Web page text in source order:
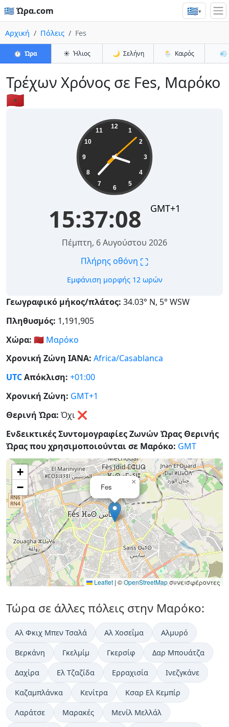
🇬🇷 Ώρα.com 🇬🇷▾
Αρχική Πόλεις Fes
⏱️ Ώρα ☀️ Ήλιος 🌙 Σελήνη 🌦️ Καιρός 💨
Τρέχων Χρόνος σε Fes, Μαρόκο
🇲🇦
12
1
2
3
4
5
6
7
8
9
10
11
15:37:08 GMT+1
Πέμπτη, 6 Αυγούστου 2026
Πλήρης οθόνη ⛶
Εμφάνιση μορφής 12 ωρών
Γεωγραφικό μήκος/πλάτος: 34.03° Ν, 5° WSW
Πληθυσμός: 1,191,905
Χώρα: 🇲🇦 Μαρόκο
Χρονική Ζώνη IANA: Africa/Casablanca
UTCΑπόκλιση: +01:00
Χρονική Ζώνη: GMT+1
Θερινή Ώρα: Όχι ❌
Ενδεικτικές Συντομογραφίες Ζωνών Ώρας Θερινής
Ώρας που χρησιμοποιούνται σε Μαρόκο: GMT
Fes
×
+
−
Leaflet | ©OpenStreetMapσυνεισφέροντες
Τώρα σε άλλες πόλεις στην Μαρόκο:
Αλ Φκιχ Μπεν Τσαλά Αλ Χοσεΐμα Αλμυρό
Βερκάνη Γκελμίμ Γκερσίφ Δαρ Μπουάτζα
Δαχίρα Ελ Τζαζίδα Ερραχισία Ινεζγκάνε
Καζαμπλάνκα Κενίτρα Κσαρ Ελ Κεμπίρ
Λαράτσε Μαρακές Μενίλ Μελλάλ